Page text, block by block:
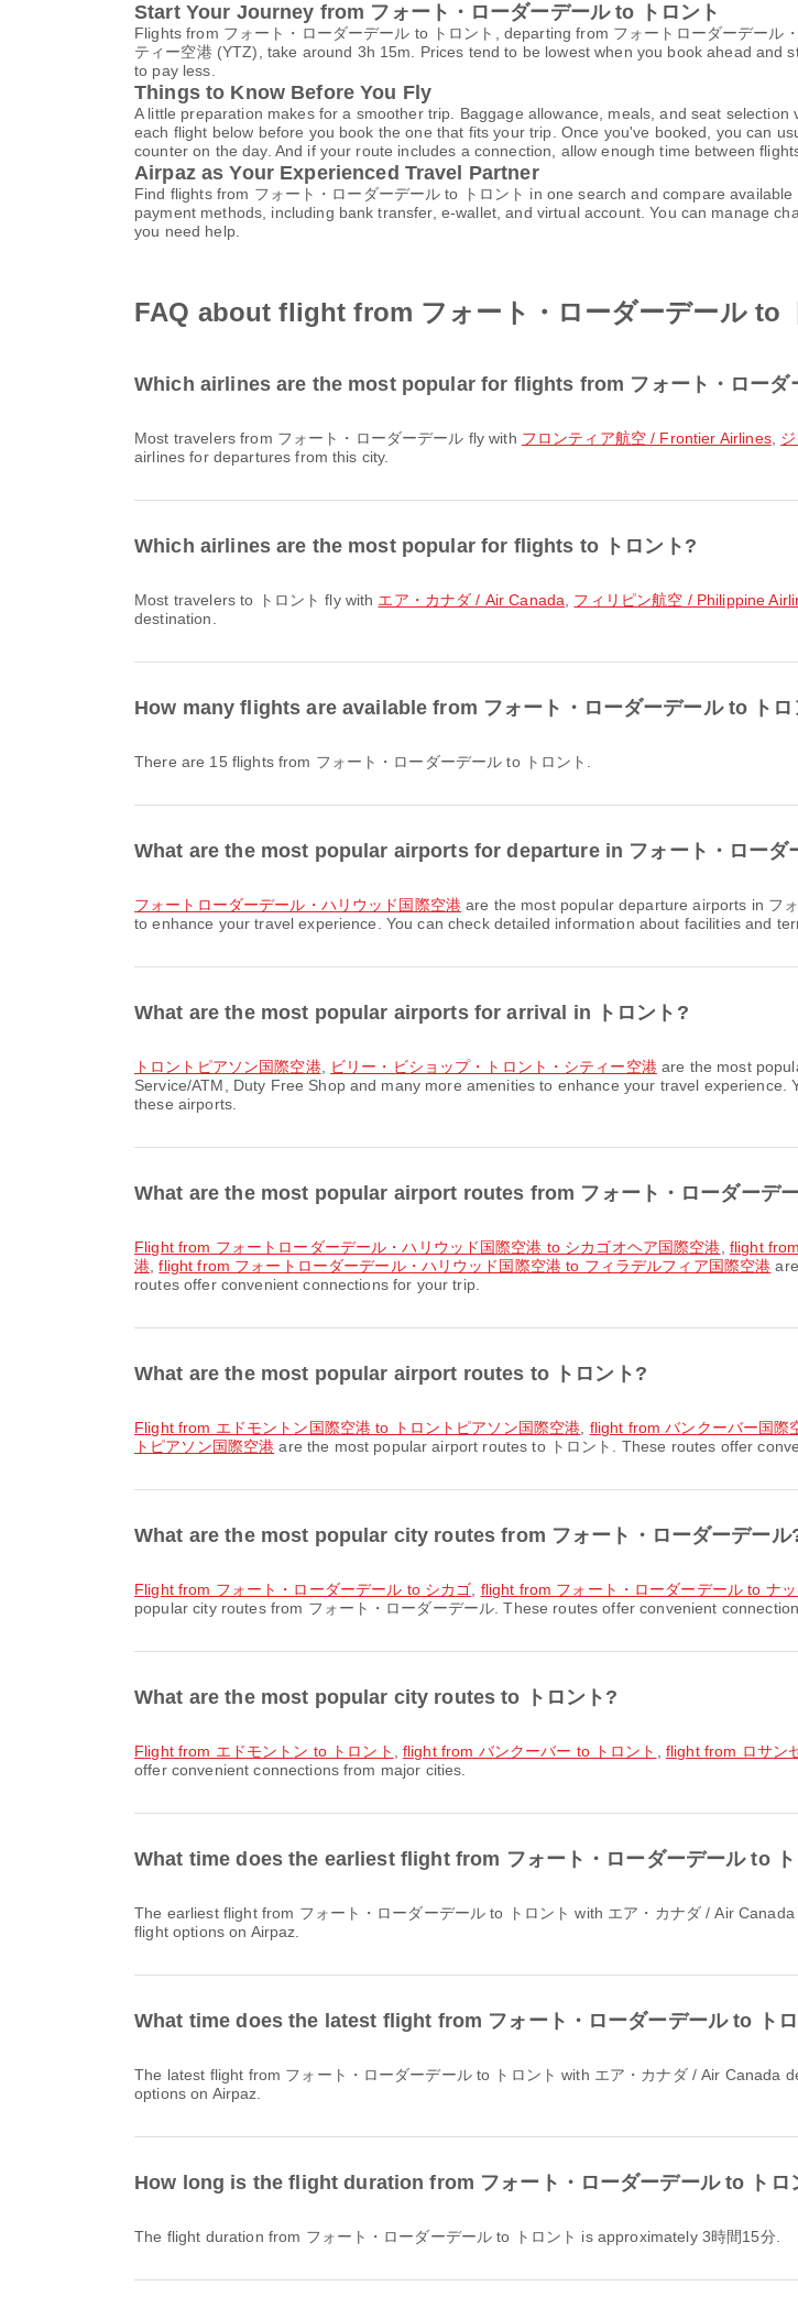
Start Your Journey from フォート・ローダーデール to トロント
Flights from フォート・ローダーデール to トロント, departing from フォートローダーデー
ティー空港 (YTZ), take around 3h 15m. Prices tend to be lowest when you book ahead
to pay less.
Things to Know Before You Fly
A little preparation makes for a smoother trip. Baggage allowance, meals, and seat
each flight below before you book the one that fits your trip. Once you've booked, you can
counter on the day. And if your route includes a connection, allow enough time between
Airpaz as Your Experienced Travel Partner
Find flights from フォート・ローダーデール to トロント in one search and compare
payment methods, including bank transfer, e-wallet, and virtual account. You can manage
you need help.
FAQ about flight from フォート・ローダーデール to
Which airlines are the most popular for flights from フォート・ローダ
Most travelers from フォート・ローダーデール fly with フロンティア航空 / Frontier Airlines,
airlines for departures from this city.
Which airlines are the most popular for flights to トロント?
Most travelers to トロント fly with エア・カナダ / Air Canada フィリピン航空 / Philippine
destination.
How many flights are available from フォート・ローダーデール to トロ
There are 15 flights from フォート・ローダーデール to トロント.
What are the most popular airports for departure in フォート・ローダ
フォートローダーデール・ハリウッド国際空港are the most popular departure airports in フ
to enhance your travel experience. You can check detailed information about facilities and
What are the most popular airports for arrival in トロント?
トロントピアソン国際空港, ビリー・ビショップ・トロント・シティー空港are the most
Service/ATM, Duty Free Shop and many more amenities to enhance your travel
these airports.
What are the most popular airport routes from フォート・ローダーデ
flight from フォートローダーデール・ハリウッド国際空港 to シカゴオヘア国際空港 flight
港 ,flight from フォートローダーデール・ハリウッド国際空港 to フィラデルフィア国際空港
routes offer convenient connections for your trip.
What are the most popular airport routes to トロント?
flight from エドモントン国際空港 to トロントピアソン国際空港 flight from バンクーバー国際
トピアソン国際空港 are the most popular airport routes to トロント. These routes offer
What are the most popular city routes from フォート・ローダーデール
flight from フォート・ローダーデール to シカゴ flight from フォート・ローダーデール to ナ
popular city routes from フォート・ローダーデール. These routes offer convenient
What are the most popular city routes to トロント?
flight from エドモントン to トロント flight from バンクーバー to トロント flight from ロサン
offer convenient connections from major cities.
What time does the earliest flight from フォート・ローダーデール to
The earliest flight from フォート・ローダーデール to トロント with エア・カナダ / Air Canada departs at 08:00. You can find this schedule and compare other available
flight options on Airpaz.
What time does the latest flight from フォート・ローダーデール to ト
The latest flight from フォート・ローダーデール to トロント with エア・カナダ / Air Canada departs at 22:35. You can find this schedule and compare other available flight
options on Airpaz.
How long is the flight duration from フォート・ローダーデール to トロ
The flight duration from フォート・ローダーデール to トロント is approximately 3時間15分.